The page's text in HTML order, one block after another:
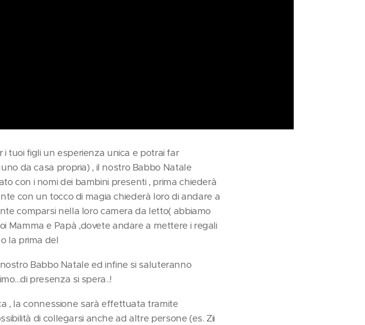
tuoi figli un esperienza unica e potrai far
da casa propria) , il nostro Babbo Natale
con i nomi dei bambini presenti , prima chiederà
con un tocco di magia chiederà loro di andare a
comparsi nella loro camera da letto( abbiamo
Mamma e Papà ,dovete andare a mettere i regali
la prima del
Babbo Natale ed infine si saluteranno
presenza si spera..!
, la connessione sarà effettuata tramite
di collegarsi anche ad altre persone (es. Zii